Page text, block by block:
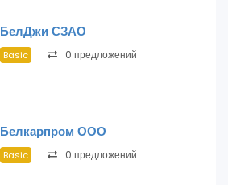
БелДжи СЗАО
Basic 0 предложений
Белкарпром ООО
Basic 0 предложений